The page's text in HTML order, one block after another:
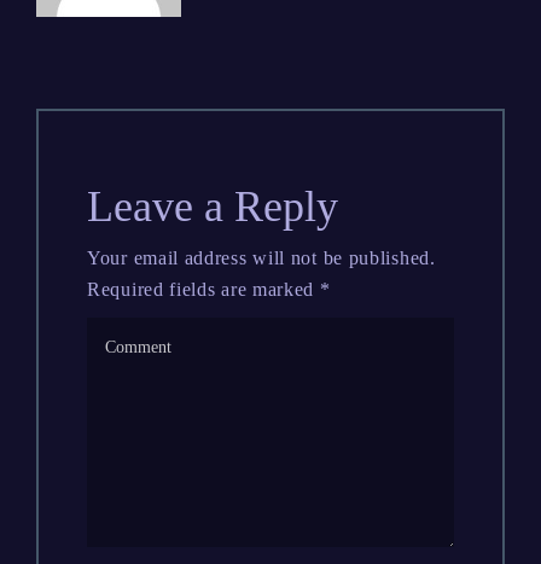
Leave a Reply
Your email address will not be published.
Required fields are marked *